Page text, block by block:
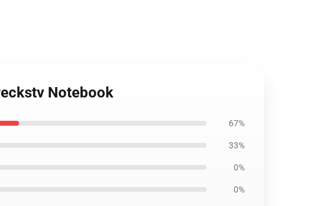
Notebook
67%
33%
0%
0%